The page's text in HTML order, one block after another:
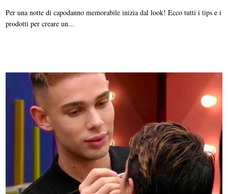
Per una notte di capodanno memorabile inizia dal look! Ecco tutti i tips e i
prodotti per creare un...